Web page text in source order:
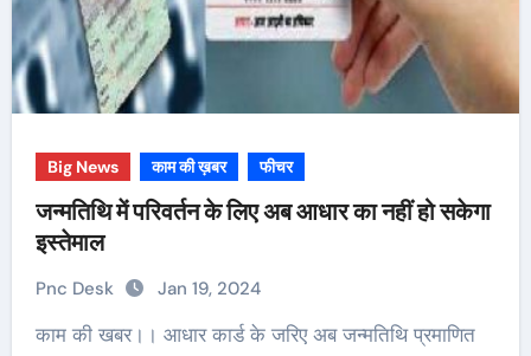
Big News काम की ख़बर फीचर
जन्मतिथि में परिवर्तन के लिए अब आधार का नहीं हो सकेगा
इस्तेमाल
Pnc Desk Jan 19, 2024
काम की खबर।। आधार कार्ड के जरिए अब जन्मतिथि प्रमाणित